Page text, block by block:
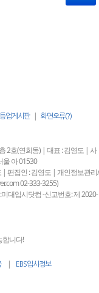
등업게시판| 화면오류(?)
2호(연희동) | 대표 : 김영도 | 사
울 아 01530
| 편집인 : 김영도 | 개인정보관리/
02-333-3255)
대입시닷컴 -신고번호: 제 2020-
니다!
| EBS입시정보